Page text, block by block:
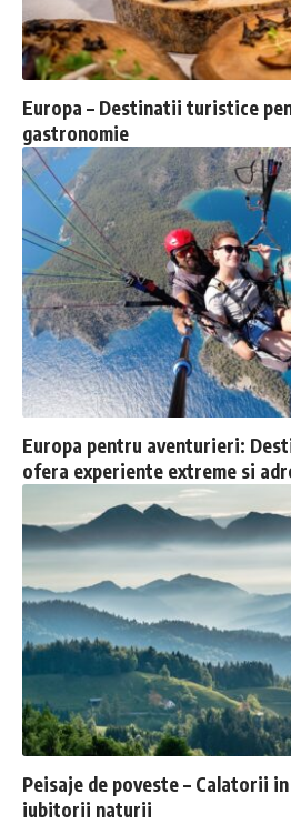
Europa – Destinatii turistice
gastronomie
Europa pentru aventurieri:
ofera experiente extreme si
Peisaje de poveste – Calatorii
iubitorii naturii